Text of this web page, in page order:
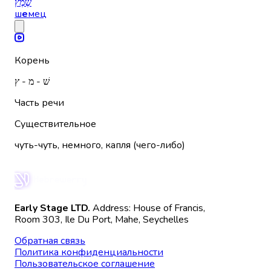
шемец
Корень
שׁ - מ - ץ
Часть речи
Существительное
чуть-чуть, немного, капля (чего-либо)
Early Stage LTD. Address: House of Francis,
Room 303, Ile Du Port, Mahe, Seychelles
Обратная связь
Политика конфиденциальности
Пользовательское соглашение